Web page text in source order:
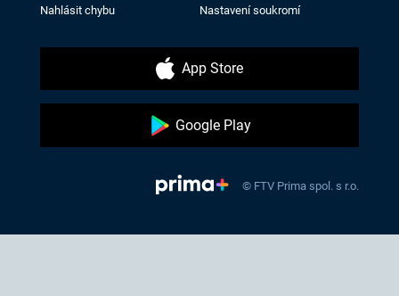
Nahlásit chybu Nastavení soukromí
App Store
Google Play
© FTV Prima spol. s r.o.